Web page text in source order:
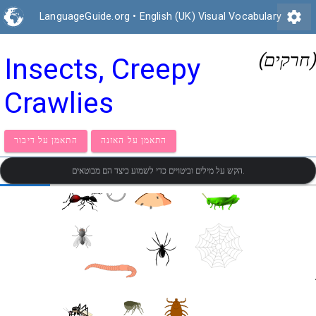
LanguageGuide.org • English (UK) Visual Vocabulary settings
Insects, Creepy
Crawlies
(חרקים)
התאמן על דיבור התאמן על האזנה
הקש על מילים וביטויים כדי לשמוע כיצד הם מבוטאים.